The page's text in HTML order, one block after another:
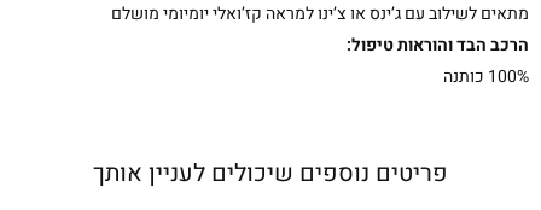
מתאים לשילוב עם ג’ינס או צ’ינו למראה קז’ואלי יומיומי מושלם
הרכב הבד והוראות טיפול:
100% כותנה
פריטים נוספים שיכולים לעניין אותך